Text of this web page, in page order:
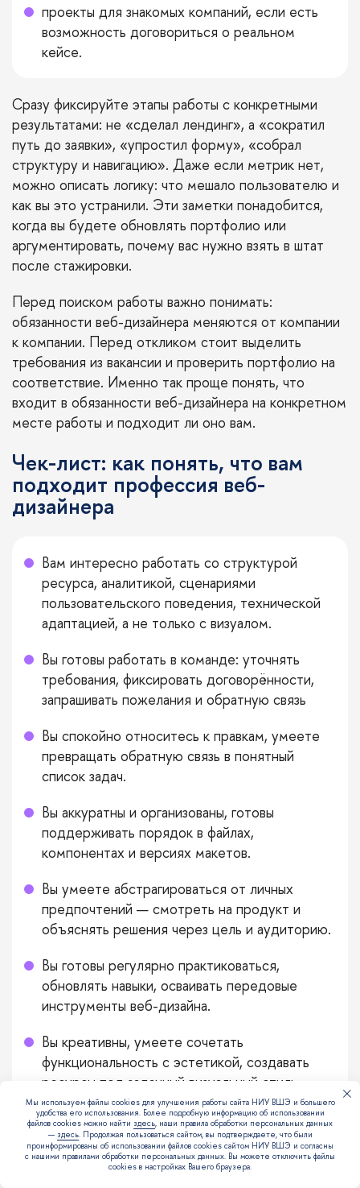
проекты для знакомых компаний, если есть
возможность договориться о реальном
кейсе.
Сразу фиксируйте этапы работы с конкретными
результатами: не «сделал лендинг», а «сократил
путь до заявки», «упростил форму», «собрал
структуру и навигацию». Даже если метрик нет,
можно описать логику: что мешало пользователю и
как вы это устранили. Эти заметки понадобится,
когда вы будете обновлять портфолио или
аргументировать, почему вас нужно взять в штат
после стажировки.
Перед поиском работы важно понимать:
обязанности веб-дизайнера меняются от компании
к компании. Перед откликом стоит выделить
требования из вакансии и проверить портфолио на
соответствие. Именно так проще понять, что
входит в обязанности веб-дизайнера на конкретном
месте работы и подходит ли оно вам.
Чек-лист: как понять, что вам
подходит профессия веб-
дизайнера
Вам интересно работать со структурой
ресурса, аналитикой, сценариями
пользовательского поведения, технической
адаптацией, а не только с визуалом.
Вы готовы работать в команде: уточнять
требования, фиксировать договорённости,
запрашивать пожелания и обратную связь
Вы спокойно относитесь к правкам, умеете
превращать обратную связь в понятный
список задач.
Вы аккуратны и организованы, готовы
поддерживать порядок в файлах,
компонентах и версиях макетов.
Вы умеете абстрагироваться от личных
предпочтений — смотреть на продукт и
объяснять решения через цель и аудиторию.
Вы готовы регулярно практиковаться,
обновлять навыки, осваивать передовые
инструменты веб-дизайна.
Вы креативны, умеете сочетать
функциональность с эстетикой, создавать
ресурсы под заданный визуальный стиль.
10169 Поделиться:
Мы используем файлы cookies для улучшения работы сайта НИУ ВШЭ и большего
удобства его использования. Более подробную информацию об использовании
файлов cookies можно найти здесь, наши правила обработки персональных данных
— здесь. Продолжая пользоваться сайтом, вы подтверждаете, что были
проинформированы об использовании файлов cookies сайтом НИУ ВШЭ и согласны
с нашими правилами обработки персональных данных. Вы можете отключить файлы
cookies в настройках Вашего браузера.